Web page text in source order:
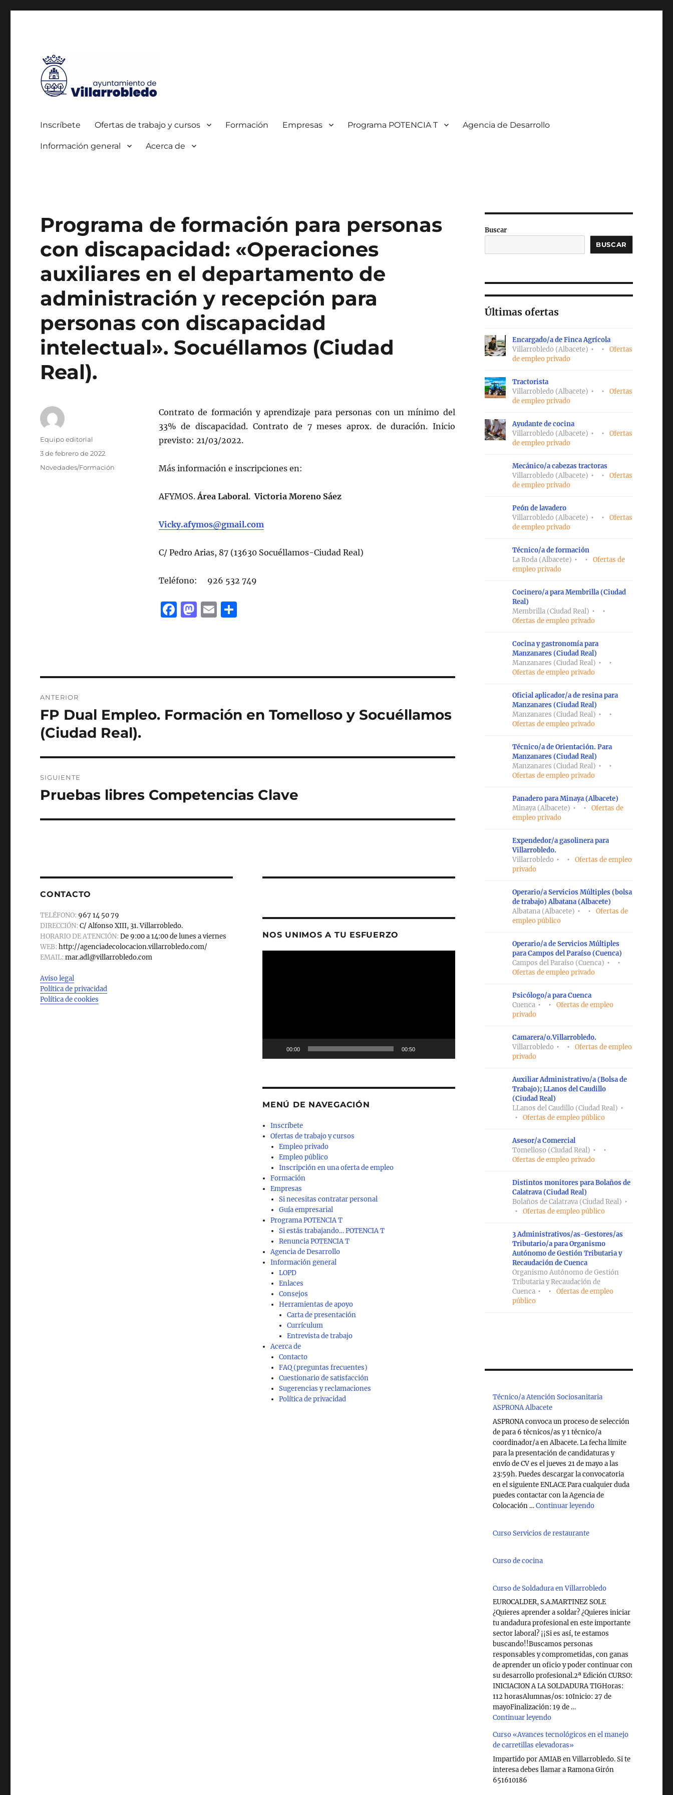
Inscríbete Ofertas de trabajo y cursos Formación Empresas Programa POTENCIA T Agencia de Desarrollo
Información general Acerca de
Programa de formación para personas
con discapacidad: «Operaciones
auxiliares en el departamento de
administración y recepción para
personas con discapacidad
intelectual». Socuéllamos (Ciudad
Real).
Contrato de formación y aprendizaje para personas con un mínimo del
33% de discapacidad. Contrato de 7 meses aprox. de duración. Inicio
previsto: 21/03/2022.
Más información e inscripciones en:
AFYMOS.Área Laboral.Victoria Moreno Sáez
Vicky.afymos@gmail.com
C/ Pedro Arias, 87 (13630 Socuéllamos-Ciudad Real)
Teléfono: 926 532 749
F
b
k
M
d
E C
a
Autor
Equipo editorial
Publicado
3 de febrero de 2022
Categorías
Novedades/Formación
de
entradas
ANTERIOR
Entrada
anterior:
FP Dual Empleo. Formación en Tomelloso y Socuéllamos
(Ciudad Real).
SIGUIENTE
Entrada
Pruebas libres Competencias Clave
CONTACTO
TELÉFONO: 967 14 50 79
DIRECCIÓN: C/ Alfonso XIII, 31. Villarrobledo.
HORARIO DE ATENCIÓN: De 9:00 a 14:00 de lunes a viernes
WEB: http://agenciadecolocacion.villarrobledo.com/
EMAIL: mar.adl@villarrobledo.com
Aviso legal
Política de privacidad
Política de cookies
NOS UNIMOS A TU ESFUERZO
00:00 00:50
MENÚ DE NAVEGACIÓN
Inscríbete
Ofertas de trabajo y cursos
Empleo privado
Empleo público
Inscripción en una oferta de empleo
Formación
Empresas
Si necesitas contratar personal
Guía empresarial
Programa POTENCIA T
Si estás trabajando… POTENCIA T
Renuncia POTENCIA T
Agencia de Desarrollo
Información general
LOPD
Enlaces
Consejos
Herramientas de apoyo
Carta de presentación
Currículum
Entrevista de trabajo
Acerca de
Contacto
FAQ (preguntas frecuentes)
Cuestionario de satisfacción
Sugerencias y reclamaciones
Política de privacidad
Buscar
BUSCAR
Últimas ofertas
Encargado/a de Finca Agrícola
Villarrobledo (Albacete)
Ofertas
de empleo privado
Tractorista
Villarrobledo (Albacete)
Ofertas
de empleo privado
Ayudante de cocina
Villarrobledo (Albacete)
Ofertas
de empleo privado
Mecánico/a cabezas tractoras
Villarrobledo (Albacete)
Ofertas
de empleo privado
Peón de lavadero
Villarrobledo (Albacete)
Ofertas
de empleo privado
Técnico/a de formación
La Roda (Albacete)
Ofertas de
empleo privado
Cocinero/a para Membrilla (Ciudad
Real)
Membrilla (Ciudad Real)
Ofertas de empleo privado
Cocina y gastronomía para
Manzanares (Ciudad Real)
Manzanares (Ciudad Real)
Ofertas de empleo privado
Oficial aplicador/a de resina para
Manzanares (Ciudad Real)
Manzanares (Ciudad Real)
Ofertas de empleo privado
Técnico/a de Orientación. Para
Manzanares (Ciudad Real)
Manzanares (Ciudad Real)
Ofertas de empleo privado
Panadero para Minaya (Albacete)
Minaya (Albacete)
Ofertas de
empleo privado
Expendedor/a gasolinera para
Villarrobledo.
Villarrobledo
Ofertas de empleo
privado
Operario/a Servicios Múltiples (bolsa
de trabajo) Albatana (Albacete)
Albatana (Albacete)
Ofertas de
empleo público
Operario/a de Servicios Múltiples
para Campos del Paraíso (Cuenca)
Campos del Paraíso (Cuenca)
Ofertas de empleo privado
Psicólogo/a para Cuenca
Cuenca
Ofertas de empleo
privado
Camarera/o.Villarrobledo.
Villarrobledo
Ofertas de empleo
privado
Auxiliar Administrativo/a (Bolsa de
Trabajo); LLanos del Caudillo
(Ciudad Real)
LLanos del Caudillo (Ciudad Real)
Ofertas de empleo público
Asesor/a Comercial
Tomelloso (Ciudad Real)
Ofertas de empleo privado
Distintos monitores para Bolaños de
Calatrava (Ciudad Real)
Bolaños de Calatrava (Ciudad Real)
Ofertas de empleo público
3 Administrativos/as-Gestores/as
Tributario/a para Organismo
Autónomo de Gestión Tributaria y
Recaudación de Cuenca
Organismo Autónomo de Gestión
Tributaria y Recaudación de
Cuenca
Ofertas de empleo
público
Técnico/a Atención Sociosanitaria
ASPRONA Albacete
ASPRONA convoca un proceso de selección
de para 6 técnicos/as y 1 técnico/a
coordinador/a en Albacete. La fecha límite
para la presentación de candidaturas y
envío de CV es el jueves 21 de mayo a las
23:59h. Puedes descargar la convocatoria
en el siguiente ENLACE Para cualquier duda
puedes contactar con la Agencia de
Colocación …Continuar leyendo"Técnico/a Atención
Curso Servicios de restaurante
Curso de cocina
Curso de Soldadura en Villarrobledo
EUROCALDER, S.A.MARTINEZ SOLE
¿Quieres aprender a soldar? ¿Quieres iniciar
tu andadura profesional en este importante
sector laboral? ¡¡Si es así, te estamos
buscando!!Buscamos personas
responsables y comprometidas, con ganas
de aprender un oficio y poder continuar con
su desarrollo profesional.2ª Edición CURSO:
INICIACION A LA SOLDADURA TIGHoras:
112 horasAlumnas/os: 10Inicio: 27 de
mayoFinalización: 19 de …
Continuar leyendo"Curso de Soldadura en Villarrobledo"
Curso «Avances tecnológicos en el manejo
de carretillas elevadoras»
Impartido por AMIAB en Villarrobledo. Si te
interesa debes llamar a Ramona Girón
651610186